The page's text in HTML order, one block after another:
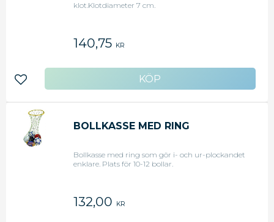
klot.Klotdiameter 7 cm.
140,75 KR
Lägg till i favoriter
BOLLKASSE MED RING
Bollkasse med ring som gör i- och ur-plockandet
enklare. Plats för 10-12 bollar.
132,00 KR